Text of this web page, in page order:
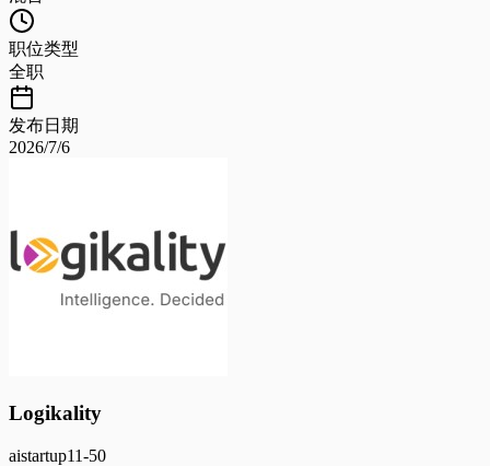
职位类型
全职
发布日期
2026/7/6
Logikality
aistartup11-50